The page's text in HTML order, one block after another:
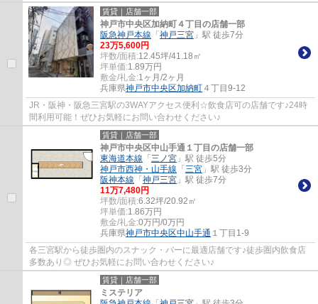
さい♪
賃貸｜店舗一部
神戸市中央区加納町４丁目の店舗一部
阪急神戸本線 「 神戸三宮 」駅 徒歩7分
23万5,600円
坪数/面積:12.45坪/41.18㎡
坪単価:1.89万円
敷金/礼金:1ヶ月/2ヶ月
兵庫県神戸市中央区加納町 ４丁目9-12
JR・阪神・阪急三宮駅の3WAYアクセス便利☆飲食店可の店舗です♪24時
間利用可能！ぜひお気軽にお問い合わせください♪
賃貸｜店舗一部
神戸市中央区中山手通１丁目の店舗一部
東海道本線 「 三ノ宮 」駅 徒歩5分
神戸市西神・山手線 「 三宮 」駅 徒歩3分
阪神本線 「 神戸三宮 」駅 徒歩7分
11万7,480円
坪数/面積:6.32坪/20.92㎡
坪単価:1.86万円
敷金/礼金:0万円/0万円
兵庫県神戸市中央区中山手通 １丁目1-9
各三宮駅から徒歩圏内のスナック・バーに最適店舗です♪徒歩圏内飲食店
多数あり◎ ぜひお気軽にお問い合わせください♪
賃貸｜店舗一部
ミステリア